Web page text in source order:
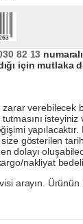
82 13
için mutlaka
gösterilen
dolayı
nakliyat bedeli
arayın.